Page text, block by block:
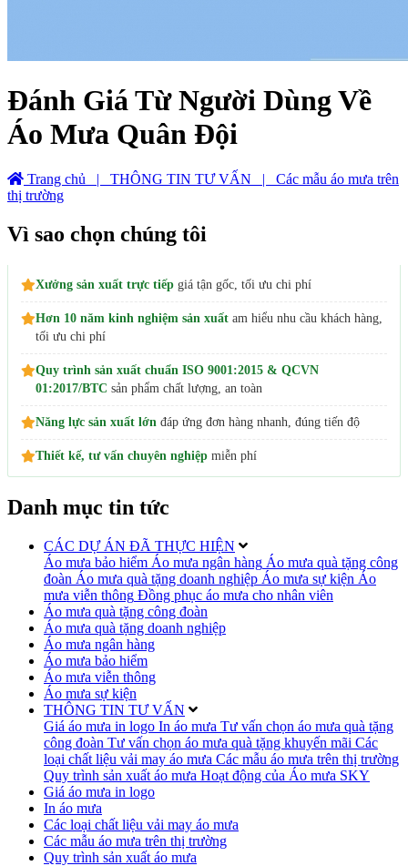
Đánh Giá Từ Người Dùng Về
Áo Mưa Quân Đội
Trang chủ | THÔNG TIN TƯ VẤN
| Các mẫu áo mưa trên
thị trường
Vì sao chọn chúng tôi
Xưởng sản xuất trực tiếp giá tận gốc, tối ưu chi phí
Hơn 10 năm kinh nghiệm sản xuất am hiểu nhu cầu khách hàng,
tối ưu chi phí
Quy trình sản xuất chuẩn ISO 9001:2015 & QCVN
01:2017/BTC sản phẩm chất lượng, an toàn
Năng lực sản xuất lớn đáp ứng đơn hàng nhanh, đúng tiến độ
Thiết kế, tư vấn chuyên nghiệp miễn phí
Danh mục tin tức
CÁC DỰ ÁN ĐÃ THỰC HIỆN
Áo mưa bảo hiểm Áo mưa ngân hàng Áo mưa quà tặng công
đoàn Áo mưa quà tặng doanh nghiệp Áo mưa sự kiện Áo
mưa viễn thông Đồng phục áo mưa cho nhân viên
Áo mưa quà tặng công đoàn
Áo mưa quà tặng doanh nghiệp
Áo mưa ngân hàng
Áo mưa bảo hiểm
Áo mưa viễn thông
Áo mưa sự kiện
THÔNG TIN TƯ VẤN
Giá áo mưa in logo In áo mưa Tư vấn chọn áo mưa quà tặng
công đoàn Tư vấn chọn áo mưa quà tặng khuyến mãi Các
loại chất liệu vải may áo mưa Các mẫu áo mưa trên thị trường
Quy trình sản xuất áo mưa Hoạt động của Áo mưa SKY
Giá áo mưa in logo
In áo mưa
Các loại chất liệu vải may áo mưa
Các mẫu áo mưa trên thị trường
Quy trình sản xuất áo mưa